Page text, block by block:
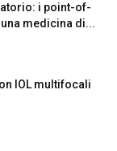
i point-of-
medicina di...
IOL multifocali